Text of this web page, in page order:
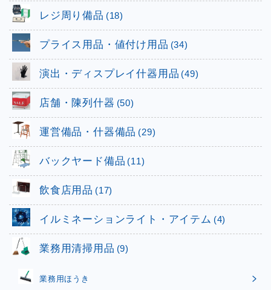
レジ周り備品 (18)
プライス用品・値付け用品 (34)
演出・ディスプレイ什器用品 (49)
店舗・陳列什器 (50)
運営備品・什器備品 (29)
バックヤード備品 (11)
飲食店用品 (17)
イルミネーションライト・アイテム (4)
業務用清掃用品 (9)
業務用ほうき